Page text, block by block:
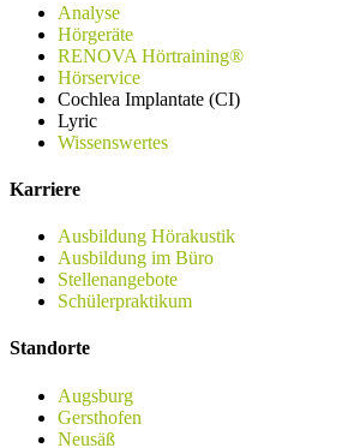
Analyse
Hörgeräte
RENOVA Hörtraining®
Hörservice
Cochlea Implantate (CI)
Lyric
Wissenswertes
Karriere
Ausbildung Hörakustik
Ausbildung im Büro
Stellenangebote
Schülerpraktikum
Standorte
Augsburg
Gersthofen
Neusäß